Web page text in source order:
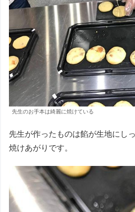
先生のお手本は綺麗に焼けている
先生が作ったものは餡が生地にし
焼けあがりです。